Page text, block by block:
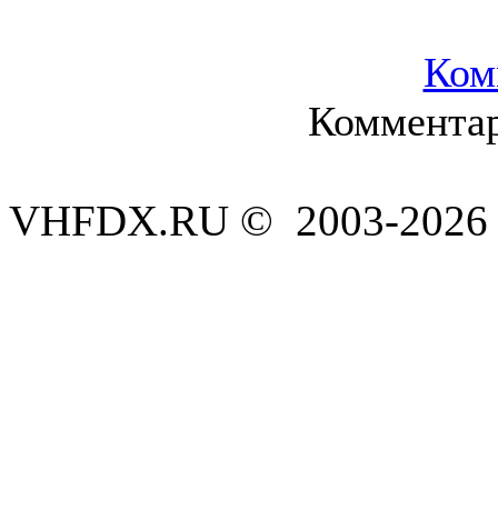
VHFDX.RU © 2003-2026